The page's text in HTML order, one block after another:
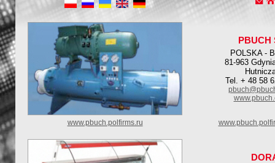
PBUCH
POLSKA -
81-963
Tel. + 48 58
www.pbuch.polfirms.ru